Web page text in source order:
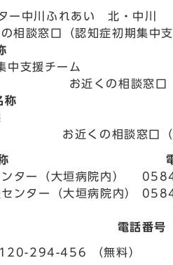
ー中川ふれあい 北・中川
相談窓口（認知症初期集中支
中支援チーム
お近くの相談窓口
称
祉課
お近くの相談窓口
ター（大垣病院内）
ンター（大垣病院内）
電話番号
294-456 （無料）